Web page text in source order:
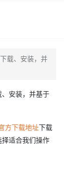
载、安装，并
、安装，并基于
方下载地址下载
适合我们操作